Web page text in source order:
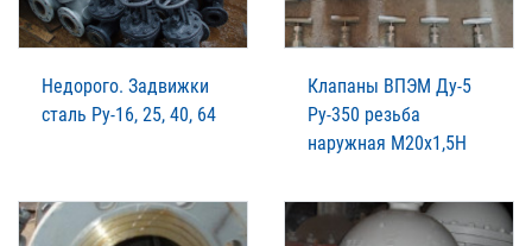
Недорого. Задвижки
сталь Ру-16, 25, 40, 64
Клапаны ВПЭМ Ду-5
Ру-350 резьба
наружная М20х1,5Н